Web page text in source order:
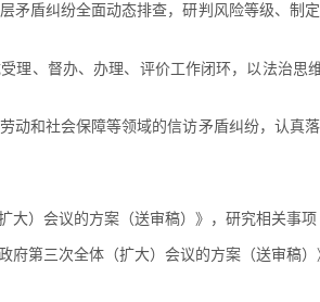
矛盾纠纷全面动态排查，研判风险等级、制
理、督办、办理、评价工作闭环，以法治思
和社会保障等领域的信访矛盾纠纷，认真
大）会议的方案（送审稿）》，研究相关事项
第三次全体（扩大）会议的方案（送审稿）